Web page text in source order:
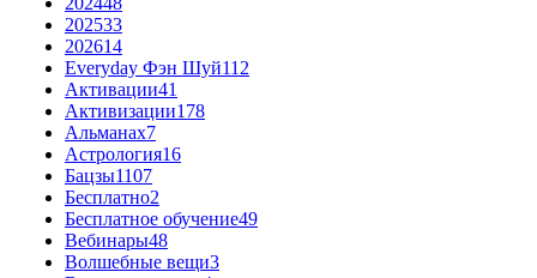
202533
202614
Everyday Фэн Шуй112
Активации41
Активизации178
Альманах7
Астрология16
Бацзы1107
Бесплатно2
Бесплатное обучение49
Вебинары48
Волшебные вещи3